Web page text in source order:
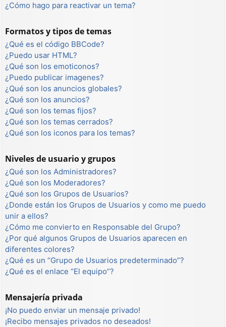
¿Cómo hago para reactivar un tema?
Formatos y tipos de temas
¿Qué es el código BBCode?
¿Puedo usar HTML?
¿Qué son los emoticonos?
¿Puedo publicar imagenes?
¿Qué son los anuncios globales?
¿Qué son los anuncios?
¿Qué son los temas fijos?
¿Qué son los temas cerrados?
¿Qué son los iconos para los temas?
Niveles de usuario y grupos
¿Qué son los Administradores?
¿Qué son los Moderadores?
¿Qué son los Grupos de Usuarios?
¿Donde están los Grupos de Usuarios y como me puedo
unir a ellos?
¿Cómo me convierto en Responsable del Grupo?
¿Por qué algunos Grupos de Usuarios aparecen en
diferentes colores?
¿Qué es un “Grupo de Usuarios predeterminado”?
¿Qué es el enlace “El equipo”?
Mensajería privada
¡No puedo enviar un mensaje privado!
¡Recibo mensajes privados no deseados!